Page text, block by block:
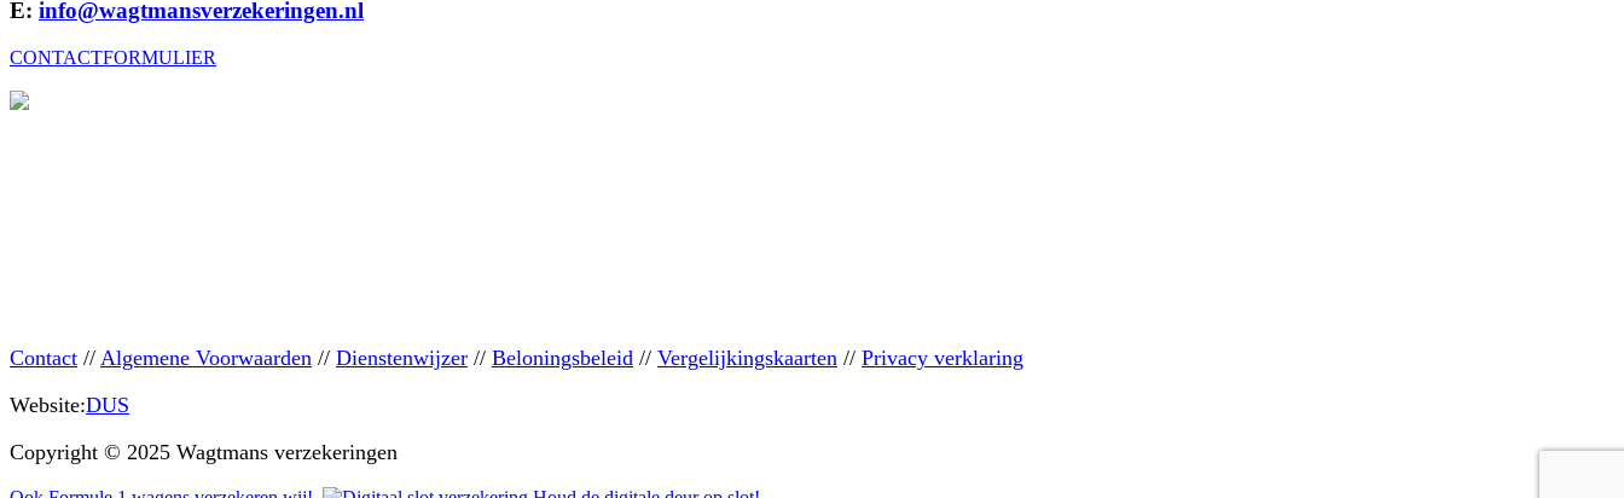
E: info@wagtmansverzekeringen.nl
CONTACTFORMULIER
Contact // Algemene Voorwaarden // Dienstenwijzer // Beloningsbeleid // Vergelijkingskaarten // Privacy verklaring
Website:DUS
Copyright © 2025 Wagtmans verzekeringen